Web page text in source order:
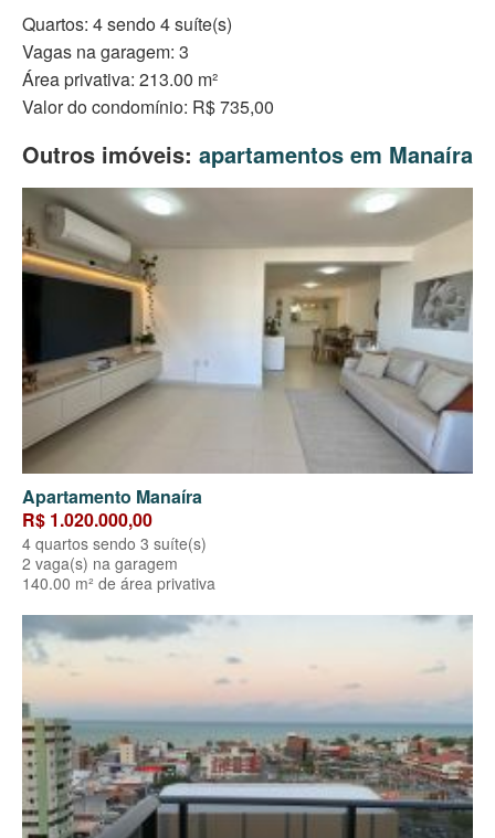
Quartos: 4 sendo 4 suíte(s)
Vagas na garagem: 3
Área privativa: 213.00 m²
Valor do condomínio: R$ 735,00
Outros imóveis: apartamentos em Manaíra
Apartamento Manaíra
R$ 1.020.000,00
4 quartos sendo 3 suíte(s)
2 vaga(s) na garagem
140.00 m² de área privativa